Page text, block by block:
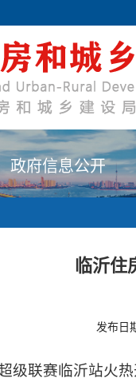
政府信息公开
临沂住
发布日
级联赛临沂站火